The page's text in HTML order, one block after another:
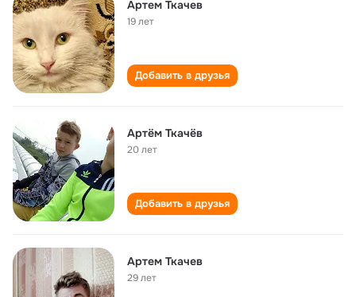
Артем Ткачев
19 лет
Добавить в друзья
Артём Ткачёв
20 лет
Добавить в друзья
Артем Ткачев
29 лет